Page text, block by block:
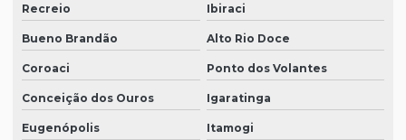
Recreio Ibiraci
Bueno Brandão Alto Rio Doce
Coroaci Ponto dos Volantes
Conceição dos Ouros Igaratinga
Eugenópolis Itamogi